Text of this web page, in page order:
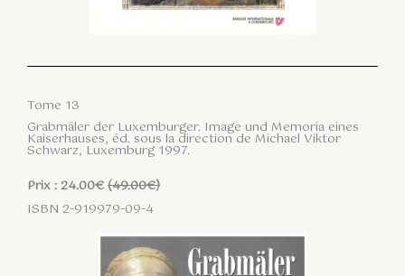
Tome 13
Grabmäler der Luxemburger. Image und Memoria eines
Kaiserhauses, éd. sous la direction de Michael Viktor
Schwarz, Luxemburg 1997.
Prix : 24.00€(49.00€)
ISBN 2-919979-09-4